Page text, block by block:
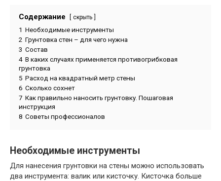
Содержание скрыть
1 Необходимые инструменты
2 Грунтовка стен – для чего нужна
3 Состав
4 В каких случаях применяется противогрибковая
грунтовка
5 Расход на квадратный метр стены
6 Сколько сохнет
7 Как правильно наносить грунтовку. Пошаговая
инструкция
8 Советы профессионалов
Необходимые инструменты
Для нанесения грунтовки на стены можно использовать
два инструмента: валик или кисточку. Кисточка больше